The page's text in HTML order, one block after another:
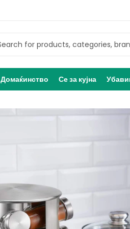
Домаќинство Се за кујна